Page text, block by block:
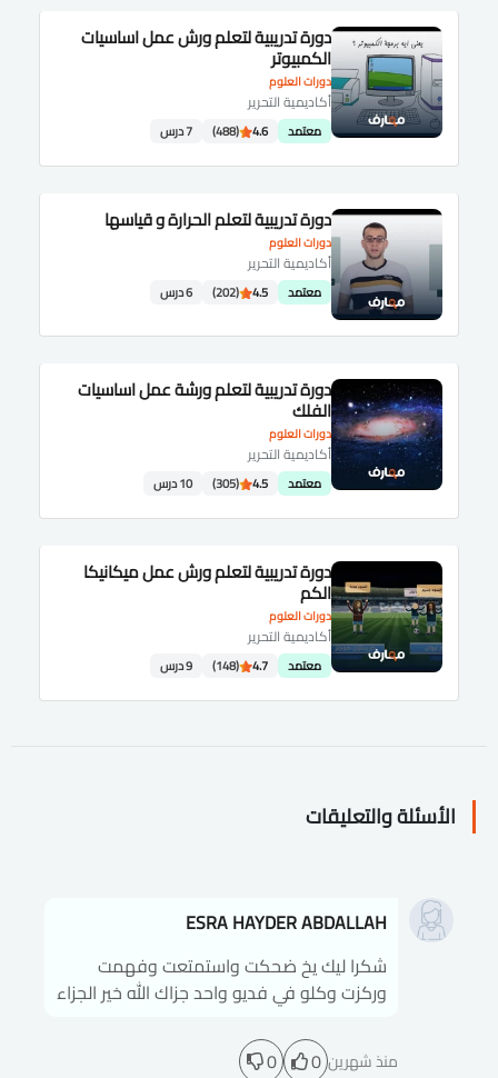
دورات العلوم
دورة تدريبية لتعلم ورش عمل اساسيات
الكمبيوتر
أكاديمية التحرير
معتمد 4.6
(488) 7 درس
دورات العلوم
دورة تدريبية لتعلم الحرارة و قياسها
أكاديمية التحرير
معتمد 4.5
(202) 6 درس
دورات العلوم
دورة تدريبية لتعلم ورشة عمل اساسيات
الفلك
أكاديمية التحرير
معتمد 4.5
(305) 10 درس
دورات العلوم
دورة تدريبية لتعلم ورش عمل ميكانيكا
الكم
أكاديمية التحرير
معتمد 4.7
(148) 9 درس
الأسئلة والتعليقات
ESRA HAYDER ABDALLAH
شكرا ليك يخ ضحكت واستمتعت وفهمت
وركزت وكلو في فديو واحد جزاك الله خير الجزاء
منذ شهرين 0
0